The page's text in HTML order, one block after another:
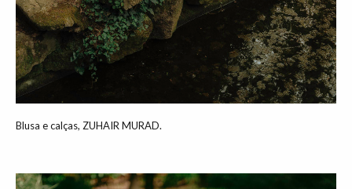
Blusa e calças, ZUHAIR MURAD.